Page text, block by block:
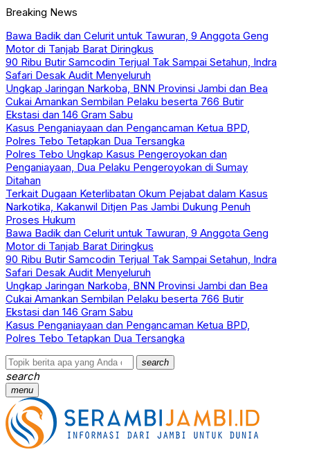
Breaking News
Bawa Badik dan Celurit untuk Tawuran, 9 Anggota Geng
Motor di Tanjab Barat Diringkus
90 Ribu Butir Samcodin Terjual Tak Sampai Setahun, Indra
Safari Desak Audit Menyeluruh
Ungkap Jaringan Narkoba, BNN Provinsi Jambi dan Bea
Cukai Amankan Sembilan Pelaku beserta 766 Butir
Ekstasi dan 146 Gram Sabu
Kasus Penganiayaan dan Pengancaman Ketua BPD,
Polres Tebo Tetapkan Dua Tersangka
Polres Tebo Ungkap Kasus Pengeroyokan dan
Penganiayaan, Dua Pelaku Pengeroyokan di Sumay
Ditahan
Terkait Dugaan Keterlibatan Okum Pejabat dalam Kasus
Narkotika, Kakanwil Ditjen Pas Jambi Dukung Penuh
Proses Hukum
Bawa Badik dan Celurit untuk Tawuran, 9 Anggota Geng
Motor di Tanjab Barat Diringkus
90 Ribu Butir Samcodin Terjual Tak Sampai Setahun, Indra
Safari Desak Audit Menyeluruh
Ungkap Jaringan Narkoba, BNN Provinsi Jambi dan Bea
Cukai Amankan Sembilan Pelaku beserta 766 Butir
Ekstasi dan 146 Gram Sabu
Kasus Penganiayaan dan Pengancaman Ketua BPD,
Polres Tebo Tetapkan Dua Tersangka
search
search
menu